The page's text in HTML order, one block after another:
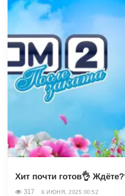
Хит почти готов👌
317 6 ИЮНЯ, 2025 00:52